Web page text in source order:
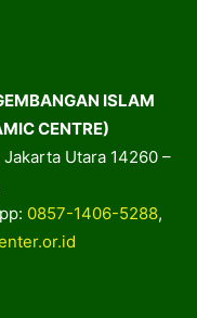
ISLAM
CENTRE)
Utara 14260 –
0857-1406-5288,